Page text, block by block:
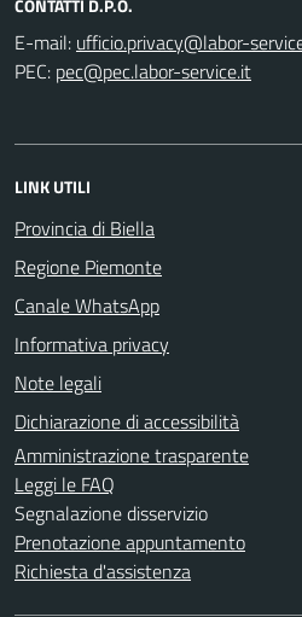
CONTATTI D.P.O.
E-mail:
PEC:
LINK UTILI
Provincia di Biella
Regione Piemonte
Canale WhatsApp
Informativa privacy
Note legali
Dichiarazione di accessibilità
Amministrazione trasparente
Leggi le FAQ
Segnalazione disservizio
Prenotazione appuntamento
Richiesta d'assistenza